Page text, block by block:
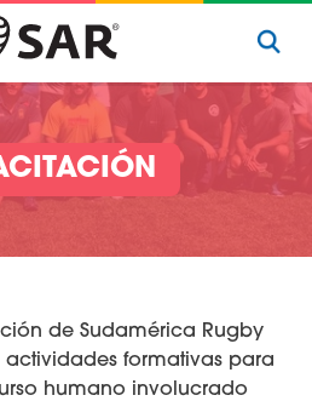
de Sudamérica Rugby
formativas para
humano involucrado